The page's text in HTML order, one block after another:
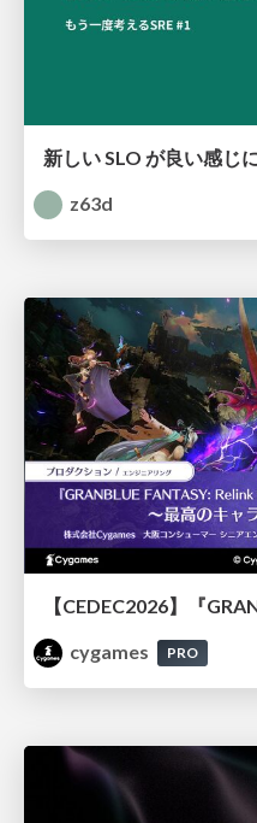
新しい SLO が良い感じ
z63d
cygames
PRO